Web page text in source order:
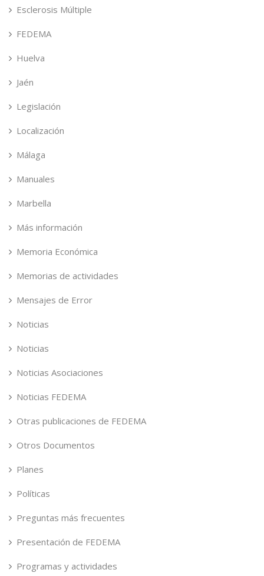
Esclerosis Múltiple
FEDEMA
Huelva
Jaén
Legislación
Localización
Málaga
Manuales
Marbella
Más información
Memoria Económica
Memorias de actividades
Mensajes de Error
Noticias
Noticias
Noticias Asociaciones
Noticias FEDEMA
Otras publicaciones de FEDEMA
Otros Documentos
Planes
Políticas
Preguntas más frecuentes
Presentación de FEDEMA
Programas y actividades